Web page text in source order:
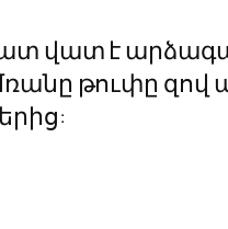
վատ է
թուփը զով